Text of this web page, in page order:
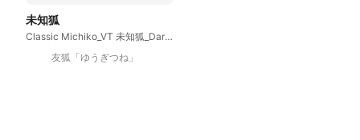
未知狐
Classic Michiko_VT 未知狐_Dark WIP
友狐「ゆうぎつね」